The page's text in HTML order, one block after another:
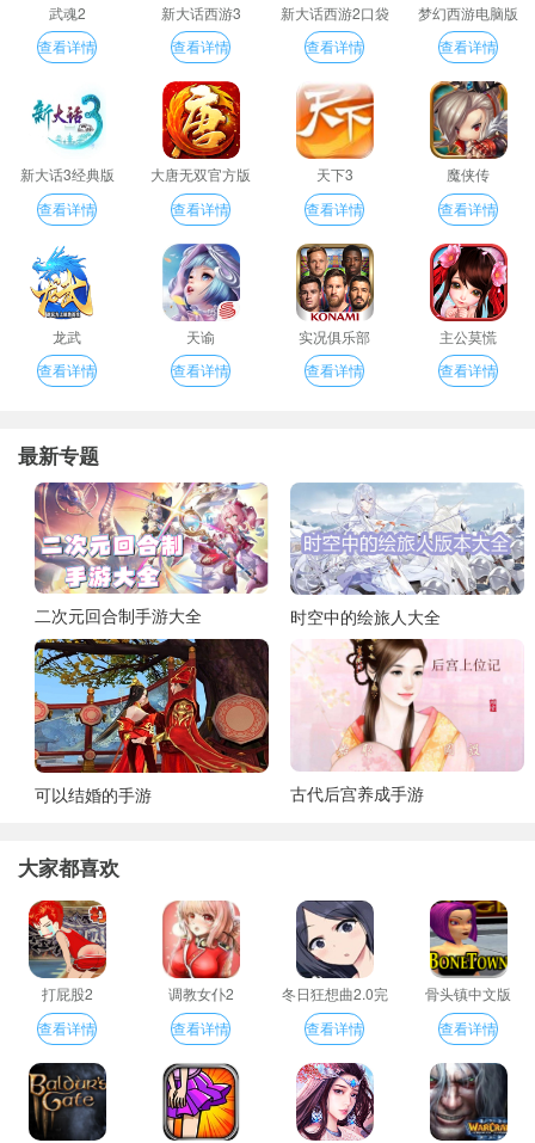
武魂2
查看详情
新大话西游3
查看详情
新大话西游2口袋
版
查看详情
梦幻西游电脑版
查看详情
新大话3经典版
查看详情
大唐无双官方版
查看详情
天下3
查看详情
魔侠传
查看详情
龙武
查看详情
天谕
查看详情
实况俱乐部
查看详情
主公莫慌
查看详情
最新专题
二次元回合制手游大全 时空中的绘旅人大全
可以结婚的手游 古代后宫养成手游
大家都喜欢
打屁股2
查看详情
调教女仆2
查看详情
冬日狂想曲2.0完
整汉化版
查看详情
骨头镇中文版
查看详情